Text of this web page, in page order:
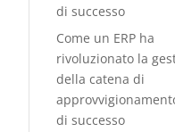
di successo
Come un ERP ha
rivoluzionato la
della catena di
di successo